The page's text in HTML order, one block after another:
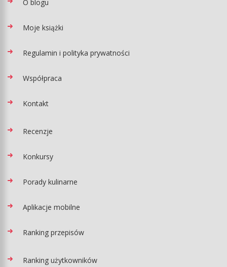
O blogu
Moje książki
Regulamin i polityka prywatności
Współpraca
Kontakt
Recenzje
Konkursy
Porady kulinarne
Aplikacje mobilne
Ranking przepisów
Ranking użytkowników